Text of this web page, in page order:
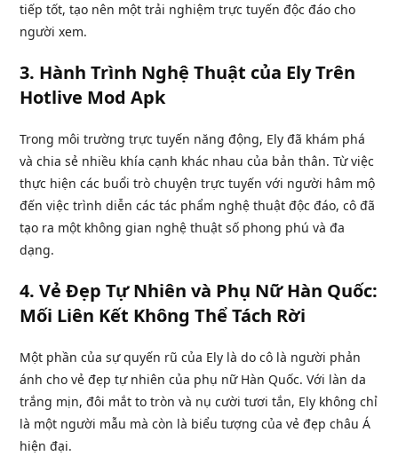
tiếp tốt, tạo nên một trải nghiệm trực tuyến độc đáo cho
người xem.
3. Hành Trình Nghệ Thuật của Ely Trên
Hotlive Mod Apk
Trong môi trường trực tuyến năng động, Ely đã khám phá
và chia sẻ nhiều khía cạnh khác nhau của bản thân. Từ việc
thực hiện các buổi trò chuyện trực tuyến với người hâm mộ
đến việc trình diễn các tác phẩm nghệ thuật độc đáo, cô đã
tạo ra một không gian nghệ thuật số phong phú và đa
dạng.
4.Vẻ Đẹp Tự Nhiên và Phụ Nữ Hàn Quốc:
Mối Liên Kết Không Thể Tách Rời
Một phần của sự quyến rũ của Ely là do cô là người phản
ánh cho vẻ đẹp tự nhiên của phụ nữ Hàn Quốc. Với làn da
trắng mịn, đôi mắt to tròn và nụ cười tươi tắn, Ely không chỉ
là một người mẫu mà còn là biểu tượng của vẻ đẹp châu Á
hiện đại.